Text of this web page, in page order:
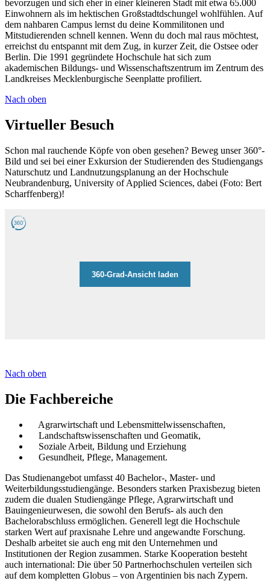
bevorzugen und sich eher in einer kleineren Stadt mit etwa 65.000
Einwohnern als im hektischen Großstadtdschungel wohlfühlen. Auf
dem nahbaren Campus lernst du deine Kommilitonen und
Mitstudierenden schnell kennen. Wenn du doch mal raus möchtest,
erreichst du entspannt mit dem Zug, in kurzer Zeit, die Ostsee oder
Berlin. Die 1991 gegründete Hochschule hat sich zum
akademischen Bildungs- und Wissenschaftszentrum im Zentrum des
Landkreises Mecklenburgische Seenplatte profiliert.
Nach oben
Virtueller Besuch
Schon mal rauchende Köpfe von oben gesehen? Beweg unser 360°-
Bild und sei bei einer Exkursion der Studierenden des Studiengangs
Naturschutz und Landnutzungsplanung an der Hochschule
Neubrandenburg, University of Applied Sciences, dabei (Foto: Bert
Scharffenberg)!
Nach oben
Die Fachbereiche
Agrarwirtschaft und Lebensmittelwissenschaften,
Landschaftswissenschaften und Geomatik,
Soziale Arbeit, Bildung und Erziehung
Gesundheit, Pflege, Management.
Das Studienangebot umfasst 40 Bachelor-, Master- und
Weiterbildungsstudiengänge. Besonders starken Praxisbezug bieten
zudem die dualen Studiengänge Pflege, Agrarwirtschaft und
Bauingenieurwesen, die sowohl den Berufs- als auch den
Bachelorabschluss ermöglichen. Generell legt die Hochschule
starken Wert auf praxisnahe Lehre und angewandte Forschung.
Deshalb arbeitet sie auch eng mit den Unternehmen und
Institutionen der Region zusammen. Starke Kooperation besteht
auch international: Die über 50 Partnerhochschulen verteilen sich
auf dem kompletten Globus – von Argentinien bis nach Zypern.